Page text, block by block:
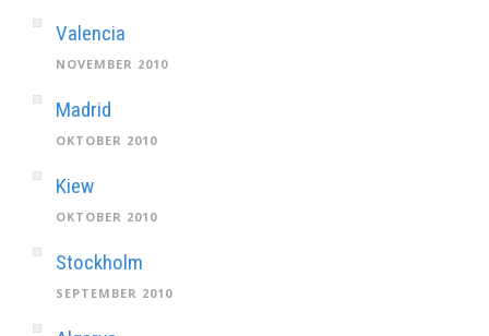
Valencia
NOVEMBER 2010
Madrid
OKTOBER 2010
Kiew
OKTOBER 2010
Stockholm
SEPTEMBER 2010